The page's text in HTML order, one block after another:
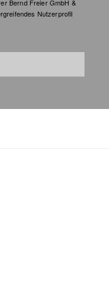
Bernd Freier GmbH &
Nutzerprofil